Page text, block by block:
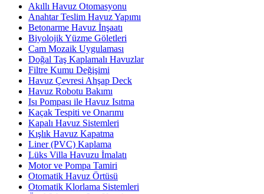
Akıllı Havuz Otomasyonu
Anahtar Teslim Havuz Yapımı
Betonarme Havuz İnşaatı
Biyolojik Yüzme Göletleri
Cam Mozaik Uygulaması
Doğal Taş Kaplamalı Havuzlar
Filtre Kumu Değişimi
Havuz Çevresi Ahşap Deck
Havuz Robotu Bakımı
Isı Pompası ile Havuz Isıtma
Kaçak Tespiti ve Onarımı
Kapalı Havuz Sistemleri
Kışlık Havuz Kapatma
Liner (PVC) Kaplama
Lüks Villa Havuzu İmalatı
Motor ve Pompa Tamiri
Otomatik Havuz Örtüsü
Otomatik Klorlama Sistemleri